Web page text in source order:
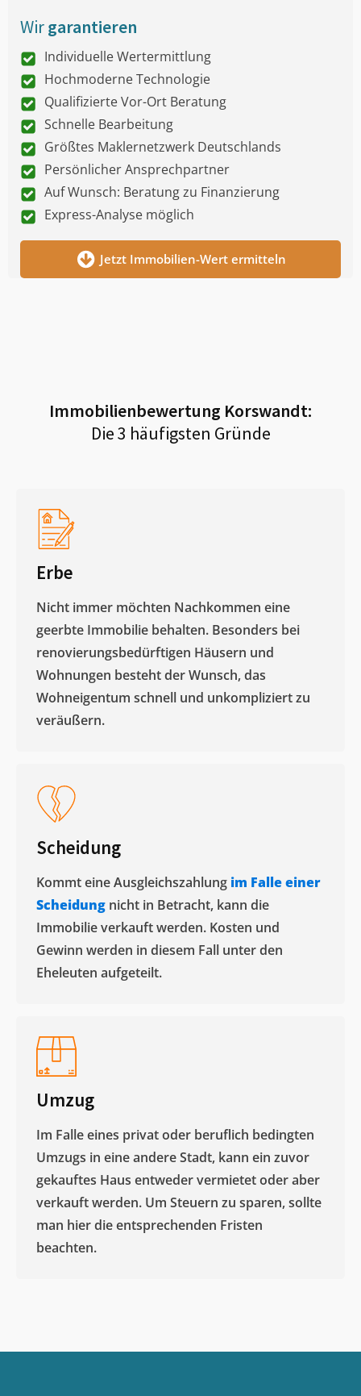
Wirgarantieren
Individuelle Wertermittlung
Hochmoderne Technologie
Qualifizierte Vor-Ort Beratung
Schnelle Bearbeitung
Größtes Maklernetzwerk Deutschlands
Persönlicher Ansprechpartner
Auf Wunsch: Beratung zu Finanzierung
Express-Analyse möglich
Jetzt Immobilien-Wert ermitteln
Immobilienbewertung Korswandt:
Die 3 häufigsten Gründe
Erbe
Nicht immer möchten Nachkommen eine
geerbte Immobilie behalten. Besonders bei
renovierungsbedürftigen Häusern und
Wohnungen besteht der Wunsch, das
Wohneigentum schnell und unkompliziert zu
veräußern. ​
Scheidung
Kommt eine Ausgleichszahlung im Falle einer
Scheidung nicht in Betracht, kann die
Immobilie verkauft werden. Kosten und
Gewinn werden in diesem Fall unter den
Eheleuten aufgeteilt.​
Umzug
Im Falle eines privat oder beruflich bedingten
Umzugs in eine andere Stadt, kann ein zuvor
gekauftes Haus entweder vermietet oder aber
verkauft werden. Um Steuern zu sparen, sollte
man hier die entsprechenden Fristen
beachten.